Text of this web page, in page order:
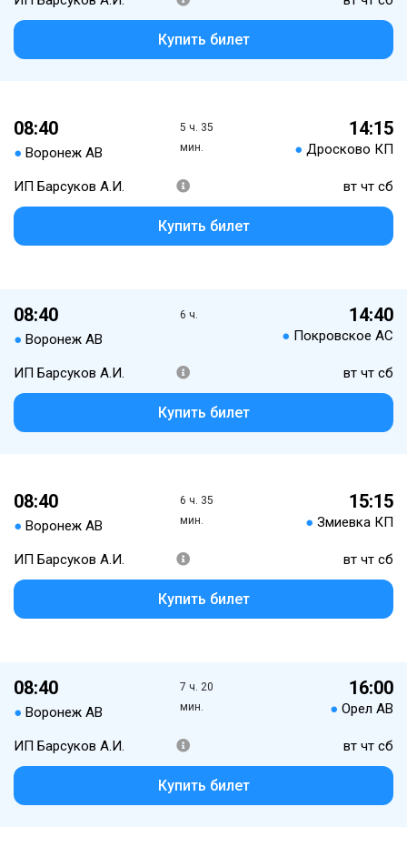
Купить билет
08:40
● Воронеж АВ
5 ч. 35
мин.
14:15
● Дросково КП
ИП Барсуков А.И. вт чт сб
Купить билет
08:40
● Воронеж АВ
6 ч. 14:40
● Покровское АС
ИП Барсуков А.И. вт чт сб
Купить билет
08:40
● Воронеж АВ
6 ч. 35
мин.
15:15
● Змиевка КП
ИП Барсуков А.И. вт чт сб
Купить билет
08:40
● Воронеж АВ
7 ч. 20
мин.
16:00
● Орел АВ
ИП Барсуков А.И. вт чт сб
Купить билет